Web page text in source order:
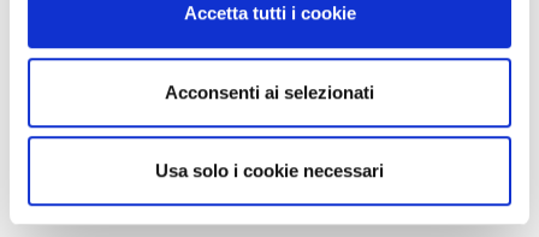
Accetta tutti i cookie
Acconsenti ai selezionati
Usa solo i cookie necessari